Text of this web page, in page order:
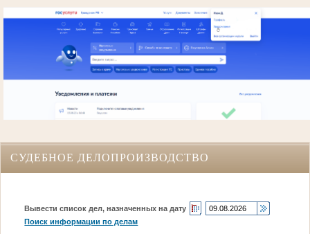
СУДЕБНОЕ ДЕЛОПРОИЗВОДСТВО
Вывести список дел, назначенных на дату
Поиск информации по делам